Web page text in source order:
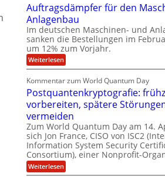
l
l
i
o
n
e
U
S
-
D
o
l
l
a
r
i
n
g
f
ü
r
M
E
A
u
n
d
L
a
t
o
l
u
t
g
w
i
r
d
C
h
i
f
C
u
s
t
o
m
e
r
O
ff
i
t
i
n
g
e
r
ö
f
f
n
t
K
o
m
p
e
t
e
n
z
Auftragsdämpfer für den
Anlagenbau
Im deutschen Maschinen- und
sanken die Bestellungen im
um 12% zum Vorjahr.
Weiterlesen:
A
f
t
r
a
g
s
d
ä
m
p
f
e
Kommentar zum World Quantum Day
Postquantenkryptografie:
vorbereiten, spätere
vermeiden
Zum World Quantum Day am 14.
sich Jon France, CISO von ISC2
Information System Security
Consortium), einer Nonprofit-
Weiterlesen:
P